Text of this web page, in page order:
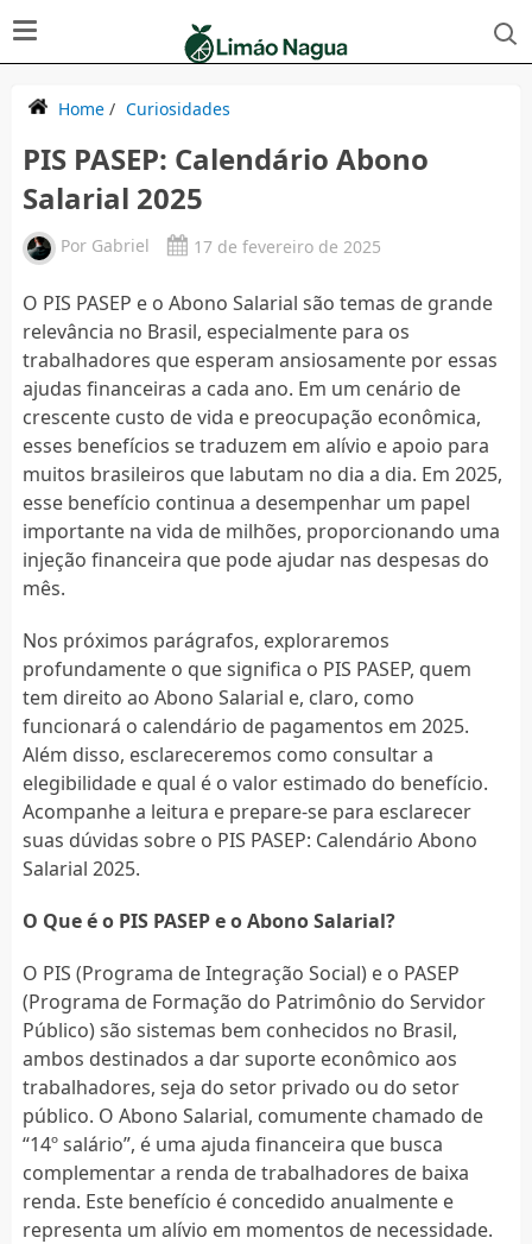
Home/ Curiosidades
PIS PASEP: Calendário Abono
Salarial 2025
Por Gabriel 17 de fevereiro de 2025
O PIS PASEP e o Abono Salarial são temas de grande
relevância no Brasil, especialmente para os
trabalhadores que esperam ansiosamente por essas
ajudas financeiras a cada ano. Em um cenário de
crescente custo de vida e preocupação econômica,
esses benefícios se traduzem em alívio e apoio para
muitos brasileiros que labutam no dia a dia. Em 2025,
esse benefício continua a desempenhar um papel
importante na vida de milhões, proporcionando uma
injeção financeira que pode ajudar nas despesas do
mês.
Nos próximos parágrafos, exploraremos
profundamente o que significa o PIS PASEP, quem
tem direito ao Abono Salarial e, claro, como
funcionará o calendário de pagamentos em 2025.
Além disso, esclareceremos como consultar a
elegibilidade e qual é o valor estimado do benefício.
Acompanhe a leitura e prepare-se para esclarecer
suas dúvidas sobre o PIS PASEP: Calendário Abono
Salarial 2025.
O Que é o PIS PASEP e o Abono Salarial?
O PIS (Programa de Integração Social) e o PASEP
(Programa de Formação do Patrimônio do Servidor
Público) são sistemas bem conhecidos no Brasil,
ambos destinados a dar suporte econômico aos
trabalhadores, seja do setor privado ou do setor
público. O Abono Salarial, comumente chamado de
“14º salário”, é uma ajuda financeira que busca
complementar a renda de trabalhadores de baixa
renda. Este benefício é concedido anualmente e
representa um alívio em momentos de necessidade.